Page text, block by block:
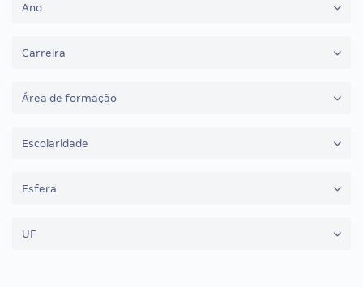
Ano
Carreira
Área de formação
Escolaridade
Esfera
UF